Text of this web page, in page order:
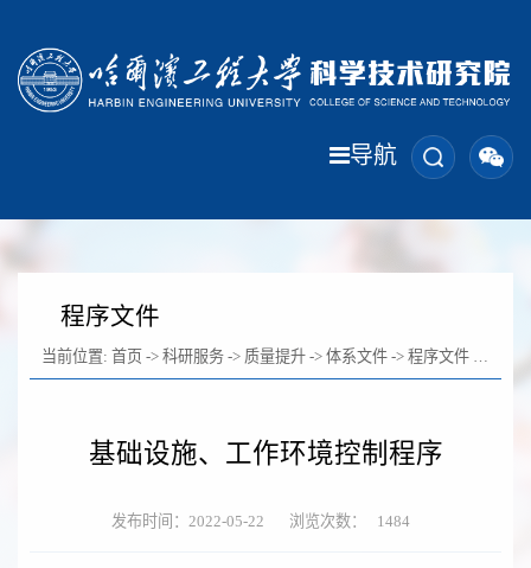
导航
程序文件
当前位置: 首页 -> 科研服务 -> 质量提升 -> 体系文件 -> 程序文件
基础设施、工作环境控制程序
发布时间：2022-05-22 浏览次数： 1484